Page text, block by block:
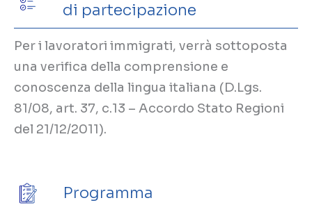
di partecipazione
Per i lavoratori immigrati, verrà sottoposta
una verifica della comprensione e
conoscenza della lingua italiana (D.Lgs.
81/08, art. 37, c.13 – Accordo Stato Regioni
del 21/12/2011).
Programma